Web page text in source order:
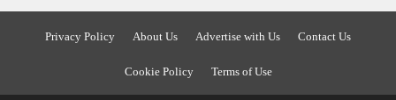
Privacy Policy About Us Advertise with Us
Contact Us
Cookie Policy
Terms of Use